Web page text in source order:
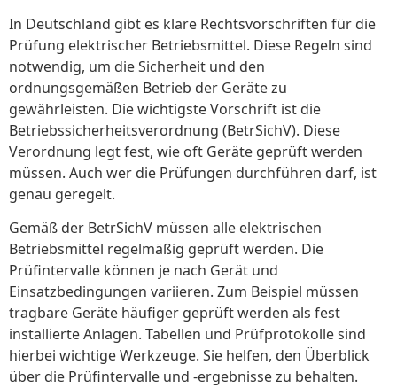
In Deutschland gibt es klare Rechtsvorschriften für die
Prüfung elektrischer Betriebsmittel. Diese Regeln sind
notwendig, um die Sicherheit und den
ordnungsgemäßen Betrieb der Geräte zu
gewährleisten. Die wichtigste Vorschrift ist die
Betriebssicherheitsverordnung (BetrSichV). Diese
Verordnung legt fest, wie oft Geräte geprüft werden
müssen. Auch wer die Prüfungen durchführen darf, ist
genau geregelt.
Gemäß der BetrSichV müssen alle elektrischen
Betriebsmittel regelmäßig geprüft werden. Die
Prüfintervalle können je nach Gerät und
Einsatzbedingungen variieren. Zum Beispiel müssen
tragbare Geräte häufiger geprüft werden als fest
installierte Anlagen. Tabellen und Prüfprotokolle sind
hierbei wichtige Werkzeuge. Sie helfen, den Überblick
über die Prüfintervalle und -ergebnisse zu behalten.